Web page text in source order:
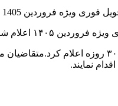
۱۴۰۵ اعلام شد
نمایند.